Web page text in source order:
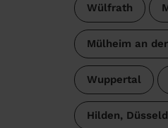
Wülfrath
Mülheim an
Wuppertal
Hilden,